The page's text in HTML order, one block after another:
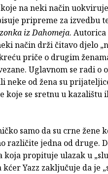
koje na neki način
pripreme za izvedbu
iz Dahomeja.
način drži čitavo djelo
priče o drugim
Uglavnom se radi
neke od žena su
koje se sretnu u kazalištu
samo da su crne
različite jedna od druge.
koja propituje ulazak u
Yazz zaključuje da je